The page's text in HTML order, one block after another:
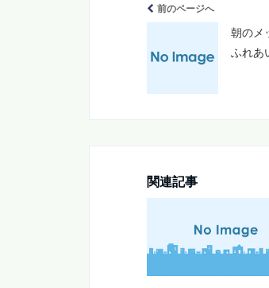
前のページへ
朝のメ
ふれあ
関連記事